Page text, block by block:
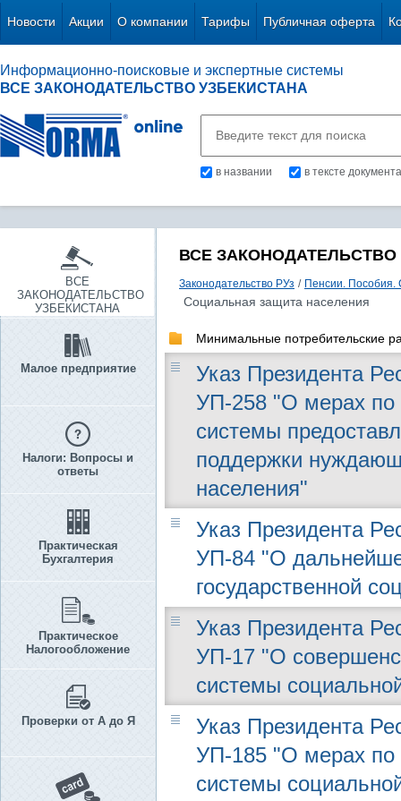
Новости Акции О компании Тарифы Публичная оферта
Информационно-поисковые и экспертные системы
ВСЕ ЗАКОНОДАТЕЛЬСТВО УЗБЕКИСТАНА
в названии в тексте документа
ВСЕ
ЗАКОНОДАТЕЛЬСТВО
УЗБЕКИСТАНА
Малое предприятие
Налоги: Вопросы и
ответы
Практическая
Бухгалтерия
Практическое
Налогообложение
Проверки от А до Я
ВСЕ ЗАКОНОДАТЕЛЬСТВО
Законодательство РУз / Пенсии. Пособия.
Социальная защита населения
Минимальные потребительские
Указ Президента
УП-258 "О мерах по
системы
поддержки
населения"
Указ Президента
УП-84 "О
государственной
Указ Президента
УП-17 "О
системы
Указ Президента
УП-185 "О мерах по
системы